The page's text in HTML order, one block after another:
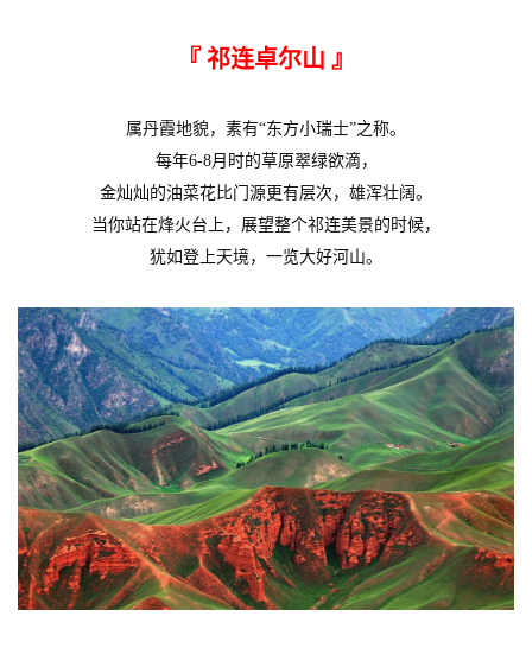
『 祁连卓尔山 』
属丹霞地貌，素有“东方小瑞士”之称。
每年6-8月时的草原翠绿欲滴，
金灿灿的油菜花比门源更有层次，雄浑壮阔。
当你站在烽火台上，展望整个祁连美景的时候，
犹如登上天境，一览大好河山。